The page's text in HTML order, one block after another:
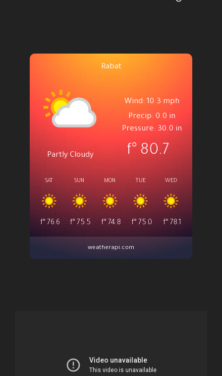
Rabat
Partly Cloudy
Wind: 10.3 mph
Precip: 0.0 in
Pressure: 30.0 in
80.7
°f
SAT
76.6
°f
SUN
75.5
°f
MON
74.8
°f
TUE
75.0
°f
WED
78.1
°f
weatherapi.com